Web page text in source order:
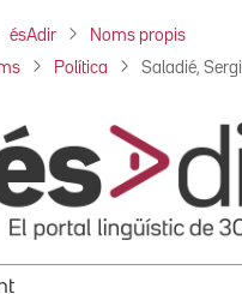
ésAdir Noms propis
Política Saladié, Sergi